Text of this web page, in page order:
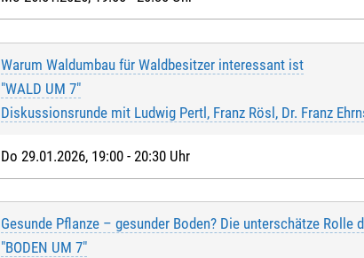
Warum Waldumbau für Waldbesitzer interessant ist
"WALD UM 7"
Diskussionsrunde mit Ludwig Pertl, Franz Rösl, Dr. Franz
Do 29.01.2026, 19:00 - 20:30 Uhr
Gesunde Pflanze – gesunder Boden? Die unterschätze Rolle
"BODEN UM 7"